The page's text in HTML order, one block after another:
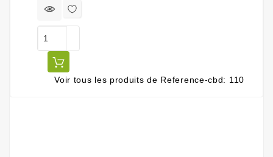
Voir tous les produits de Reference-cbd: 110